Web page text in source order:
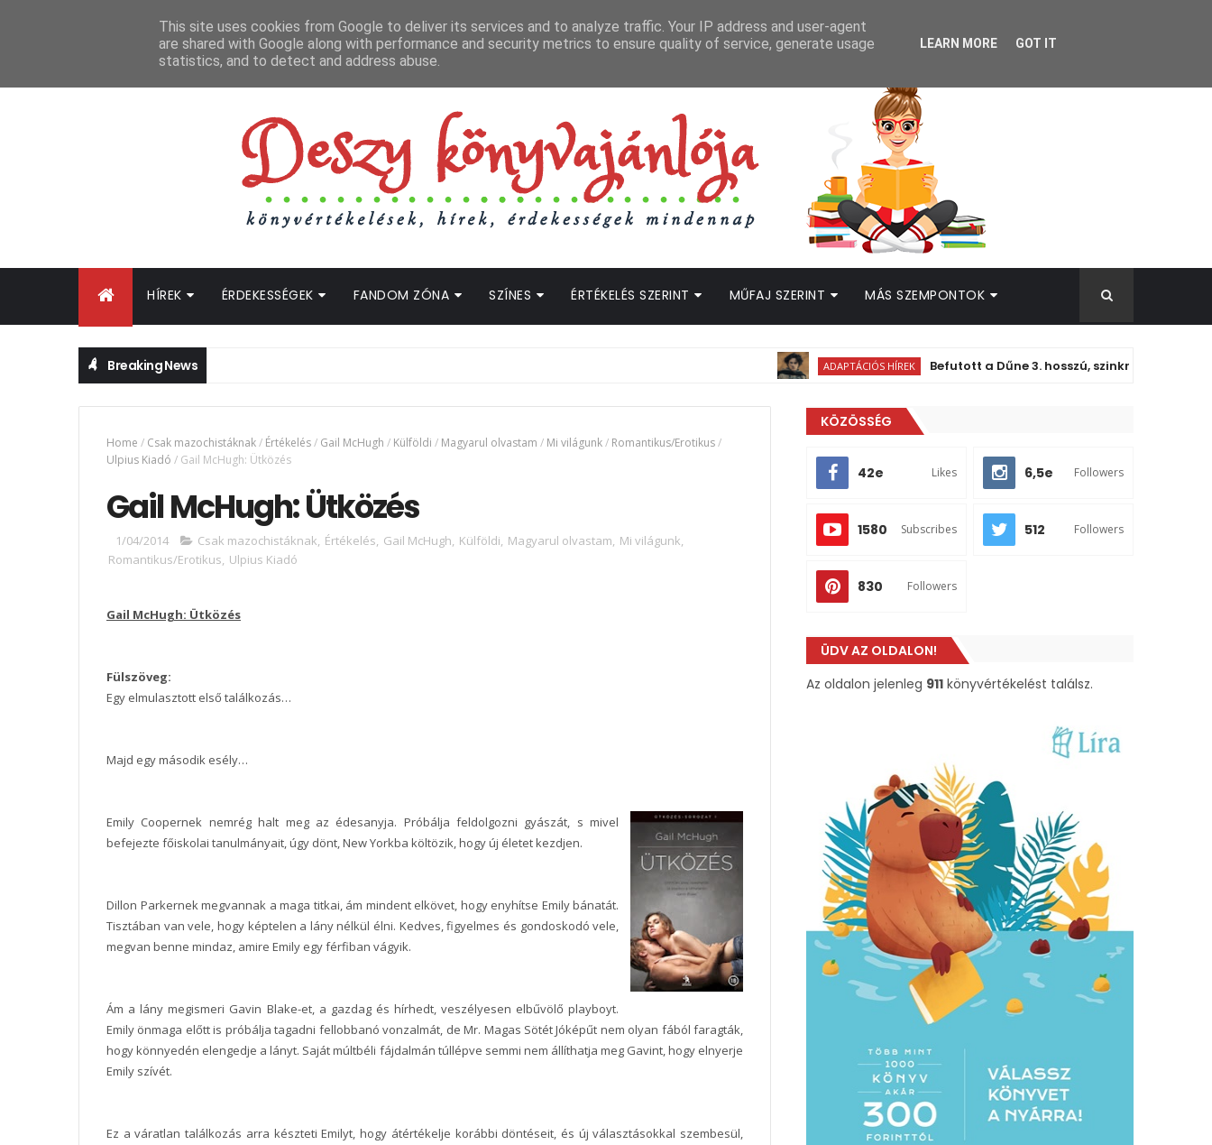
HÍREK ÉRDEKESSÉGEK FANDOM ZÓNA SZÍNES ÉRTÉKELÉS SZERINT MŰFAJ SZERINT MÁS SZEMPONTOK
Breaking News ADAPTÁCIÓS HÍREK Befutott a Dűne 3. hosszú, szinkronos előzetese!
Home / Csak mazochistáknak/ Értékelés/ Gail McHugh / Külföldi / Magyarul olvastam / Mi világunk/ Romantikus/Erotikus/
Ulpius Kiadó / Gail McHugh: Ütközés
Gail McHugh: Ütközés
1/04/2014 Csak mazochistáknak, Értékelés, Gail McHugh, Külföldi, Magyarul olvastam, Mi világunk,
Romantikus/Erotikus, Ulpius Kiadó
Gail McHugh: Ütközés
Fülszöveg:
Egy elmulasztott első találkozás…
Majd egy második esély…
Emily Coopernek nemrég halt meg az édesanyja. Próbálja feldolgozni gyászát, s mivel
befejezte főiskolai tanulmányait, úgy dönt, New Yorkba költözik, hogy új életet kezdjen.
Dillon Parkernek megvannak a maga titkai, ám mindent elkövet, hogy enyhítse Emily bánatát.
Tisztában van vele, hogy képtelen a lány nélkül élni. Kedves, figyelmes és gondoskodó vele,
megvan benne mindaz, amire Emily egy férfiban vágyik.
Ám a lány megismeri Gavin Blake-et, a gazdag és hírhedt, veszélyesen elbűvölő playboyt.
Emily önmaga előtt is próbálja tagadni fellobbanó vonzalmát, de Mr. Magas Sötét Jóképűt nem olyan fából faragták,
hogy könnyedén elengedje a lányt. Saját múltbéli fájdalmán túllépve semmi nem állíthatja meg Gavint, hogy elnyerje
Emily szívét.
Ez a váratlan találkozás arra készteti Emilyt, hogy átértékelje korábbi döntéseit, és új választásokkal szembesül,
KÖZÖSSÉG
42e Likes 6,5e Followers
1580 Subscribes 512 Followers
830 Followers
ÜDV AZ OLDALON!
Az oldalon jelenleg 911 könyvértékelést találsz.
This site uses cookies from Google to deliver its services and to analyze traffic. Your IP address and user-agent
are shared with Google along with performance and security metrics to ensure quality of service, generate usage
statistics, and to detect and address abuse.
LEARN MORE GOT IT